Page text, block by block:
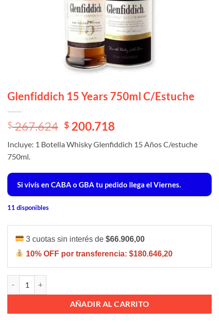
Glenfiddich 15 Years 750ml C/Estuche
El
original
era:
$ 267.624.
$267.624 El
actual
$ 267.624.
$ 200.718
Incluye: 1 Botella Whisky Glenfiddich 15 Años C/estuche
750ml.
Si vivís en CABA o GBA tu pedido llega el Viernes.
11 disponibles
3 cuotas sin interés de$66.906,00
10% OFF por transferencia:$180.646,20
AÑADIR AL CARRITO